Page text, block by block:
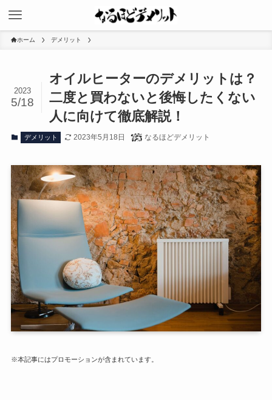
ホーム デメリット
オイルヒーターのデメリットは？
二度と買わないと後悔したくない
人に向けて徹底解説！
2023
5/18
デメリット 2023年5月18日 なるほどデメリット
※本記事にはプロモーションが含まれています。